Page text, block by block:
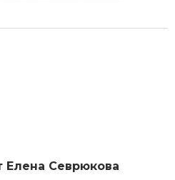
Елена Севрюкова